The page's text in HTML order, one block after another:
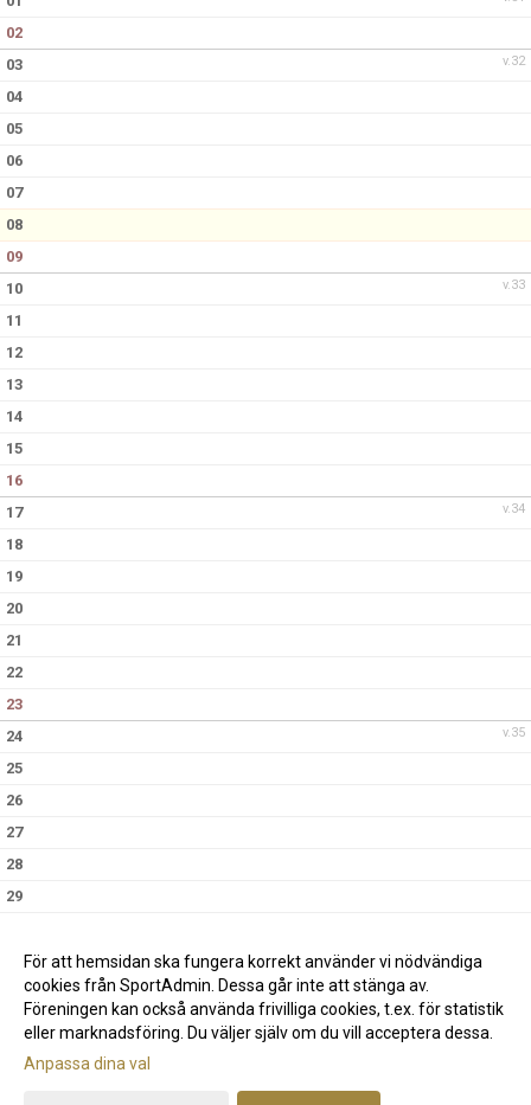
ÖVERGÅNGSPOLICY
02
v.32
03
04
05
06
07
08
09
v.33
10
11
12
13
14
15
16
v.34
17
18
19
20
21
22
23
v.35
24
25
26
27
28
29
Gå till Webbversion
För att hemsidan ska fungera korrekt använder vi nödvändiga
cookies från SportAdmin. Dessa går inte att stänga av.
Föreningen kan också använda frivilliga cookies, t.ex. för statistik
eller marknadsföring. Du väljer själv om du vill acceptera dessa.
Anpassa dina val